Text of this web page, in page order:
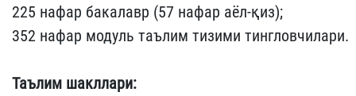
225 нафар бакалавр (57 нафар аёл-қиз);
352 нафар модуль таълим тизими тингловчилари.
Таълим шакллари: